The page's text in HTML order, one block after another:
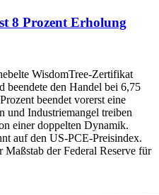
8 Prozent Erholung
WisdomTree-Zertifikat
beendete den Handel bei 6,75
beendet vorerst eine
und Industriemangel treiben
einer doppelten Dynamik.
auf den US-PCE-Preisindex.
der Federal Reserve für